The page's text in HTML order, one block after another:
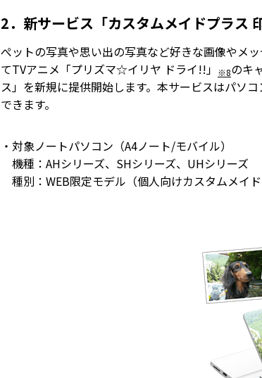
2．新サービス「カスタムメイドプラス
ぺットの写真や思い出の写真など好きな画像やメ
てTVアニメ「プリズマ☆イリヤ ドライ!!」
※8のキ
ス」を新規に提供開始します。本サービスはパソ
できます。
・対象ノートパソコン（A4ノート/モバイル）
機種：AHシリーズ、SHシリーズ、UHシリーズ
種別：WEB限定モデル（個人向けカスタムメイド